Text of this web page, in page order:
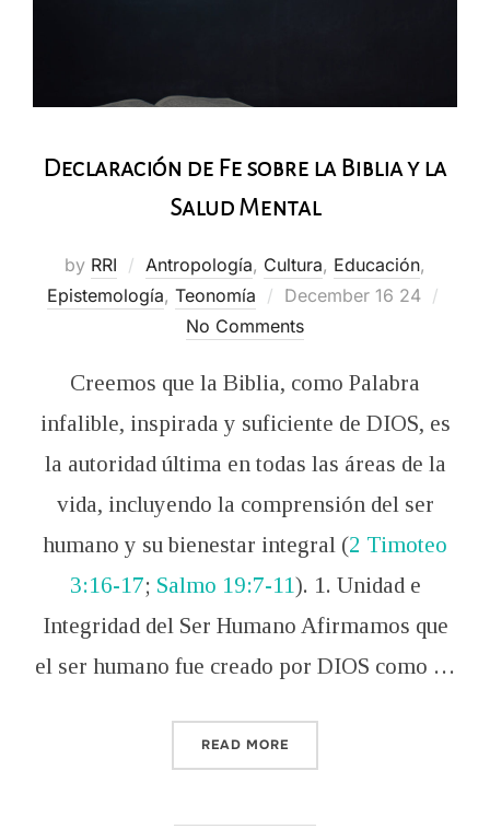
Declaración de Fe sobre la Biblia y la
Salud Mental
by RRI Antropología, Cultura, Educación,
Epistemología, Teonomía
Posted
on
December 16 24
No Comments
Creemos que la Biblia, como Palabra
infalible, inspirada y suficiente de DIOS, es
la autoridad última en todas las áreas de la
vida, incluyendo la comprensión del ser
humano y su bienestar integral (2 Timoteo
3:16-17; Salmo 19:7-11). 1. Unidad e
Integridad del Ser Humano Afirmamos que
el ser humano fue creado por DIOS como …
READ MORE